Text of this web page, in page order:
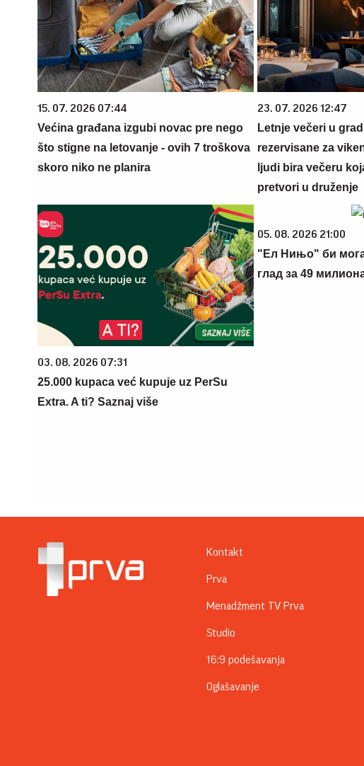
15. 07. 2026 07:44
Većina građana izgubi novac pre nego
što stigne na letovanje - ovih 7 troškova
skoro niko ne planira
23. 07. 2026 12:47
Letnje večeri u
rezervisane za
ljudi bira večeru
pretvori u druženje
03. 08. 2026 07:31
25.000 kupaca već kupuje uz PerSu
Extra. A ti? Saznaj više
05. 08. 2026 21:00
"Ел Нињо" би
глад за 49
Kontakt
Prva
Menadžment TV Prva
Studio
16:9 podešavanja
Oglašavanje